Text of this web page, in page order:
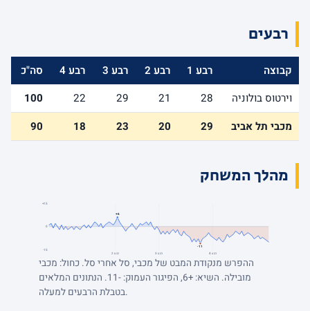
רבעים
קבוצה רבע 1 רבע 2 רבע 3 רבע 4
סה"כ
וירטוס בולוניה
28
21
29
22
100
מכבי תל אביב
29
20
23
18
90
מהלך המשחק
+15
0
-15
+6
-11
רבע 2
רבע 3 רבע 4
ההפרש מנקודת המבט של מכבי, סל אחרי סל. כחול: מכבי
מובילה. השיא: +6, הפיגור העמוק: -11. הנתונים המלאים
בטבלת הרבעים למעלה.